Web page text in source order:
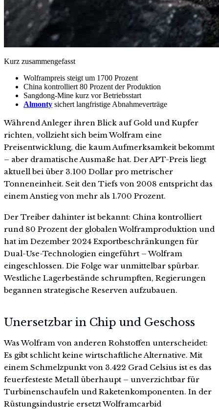
Kurz zusammengefasst
Wolframpreis steigt um 1700 Prozent
China kontrolliert 80 Prozent der Produktion
Sangdong-Mine kurz vor Betriebsstart
Almonty sichert langfristige Abnahmeverträge
Während Anleger ihren Blick auf Gold und Kupfer
richten, vollzieht sich beim Wolfram eine
Preisentwicklung, die kaum Aufmerksamkeit bekommt
– aber dramatische Ausmaße hat. Der APT-Preis liegt
aktuell bei über 3.100 Dollar pro metrischer
Tonneneinheit. Seit den Tiefs von 2008 entspricht das
einem Anstieg von mehr als 1.700 Prozent.
Der Treiber dahinter ist bekannt: China kontrolliert
rund 80 Prozent der globalen Wolframproduktion und
hat im Dezember 2024 Exportbeschränkungen für
Dual-Use-Technologien eingeführt – Wolfram
eingeschlossen. Die Folge war unmittelbar spürbar.
Westliche Lagerbestände schrumpften, Regierungen
begannen strategische Reserven aufzubauen.
Unersetzbar in Chip und Geschoss
Was Wolfram von anderen Rohstoffen unterscheidet:
Es gibt schlicht keine wirtschaftliche Alternative. Mit
einem Schmelzpunkt von 3.422 Grad Celsius ist es das
feuerfesteste Metall überhaupt – unverzichtbar für
Turbinenschaufeln und Raketenkomponenten. In der
Rüstungsindustrie ersetzt Wolframcarbid